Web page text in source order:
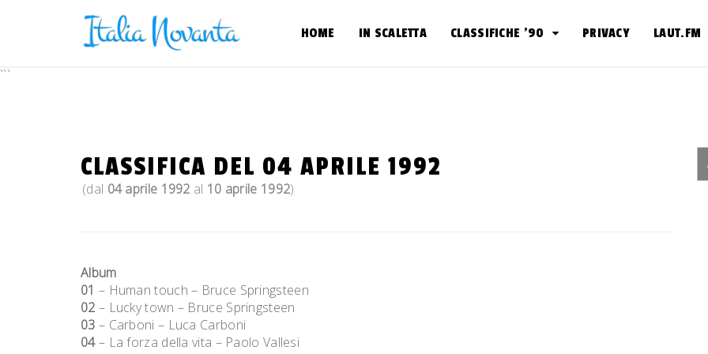
HOME IN SCALETTA CLASSIFICHE ’90 PRIVACY LAUT.FM
```
CLASSIFICA DEL 04 APRILE 1992
(dal 04 aprile 1992 al 10 aprile 1992)
Album
01 – Human touch – Bruce Springsteen
02 – Lucky town – Bruce Springsteen
03 – Carboni – Luca Carboni
04– La forza della vita – Paolo Vallesi